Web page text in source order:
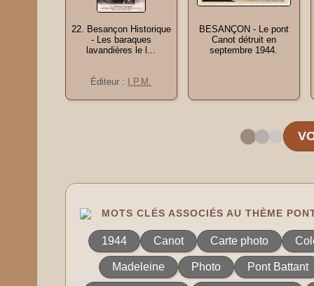
22. Besançon Historique
- Les baraques
lavandières le l...
Éditeur : I.P.M.
BESANÇON - Le pont
Canot détruit en
septembre 1944.
MOTS CLÉS ASSOCIÉS AU THÈME
1944 Canot Carte photo
Madeleine Photo Pont Battant